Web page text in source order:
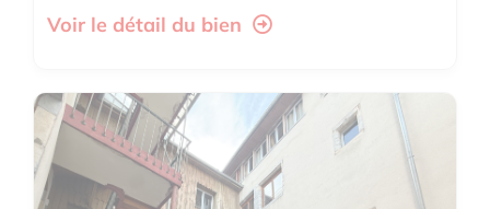
chambres confortables, offrant un
Voir le détail du bien